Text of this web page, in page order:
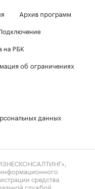
Архив программ
на РБК
об ограничениях
данных
средства
службой